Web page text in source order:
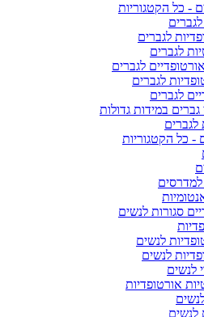
- כל הקטגוריות
לגברים
לגברים
לגברים
לגברים
לגברים
גברים במידות גדולות
לגברים
- כל הקטגוריות
למדרסים
סגורות לנשים
לנשים
לנשים
לנשים
אורטופדיות
לנשים